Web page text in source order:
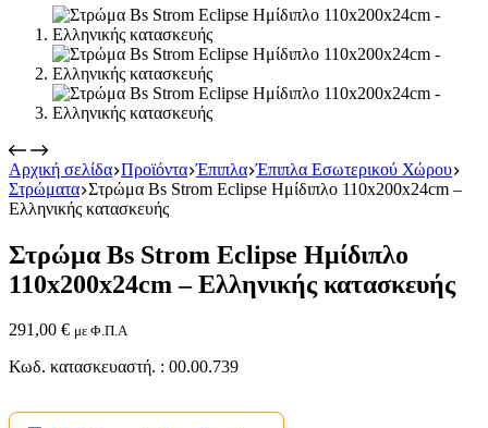
Εικόνα & Ήχος
Δέκτες DVD Players
Ηχεία
Κάμερες
Αρχική σελίδα Προϊόντα Έπιπλα Έπιπλα Εσωτερικού Χώρου
Στρώματα Στρώμα Bs Strom Eclipse Ημίδιπλο 110x200x24cm –
Ελληνικής κατασκευής
Στρώμα Bs Strom Eclipse Ημίδιπλο
110x200x24cm – Ελληνικής κατασκευής
291,00 € με Φ.Π.Α
Κωδ. κατασκευαστή. : 00.00.739